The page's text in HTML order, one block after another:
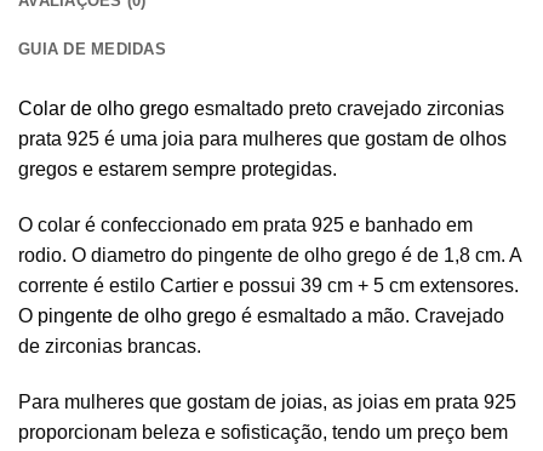
GUIA DE MEDIDAS
Colar de olho grego esmaltado preto cravejado zirconias
prata 925 é uma joia para mulheres que gostam de olhos
gregos e estarem sempre protegidas.
O colar é confeccionado em prata 925 e banhado em
rodio. O diametro do pingente de olho grego é de 1,8 cm. A
corrente é estilo Cartier e possui 39 cm + 5 cm extensores.
O pingente de olho grego é esmaltado a mão. Cravejado
de zirconias brancas.
Para mulheres que gostam de joias, as joias em prata 925
proporcionam beleza e sofisticação, tendo um preço bem